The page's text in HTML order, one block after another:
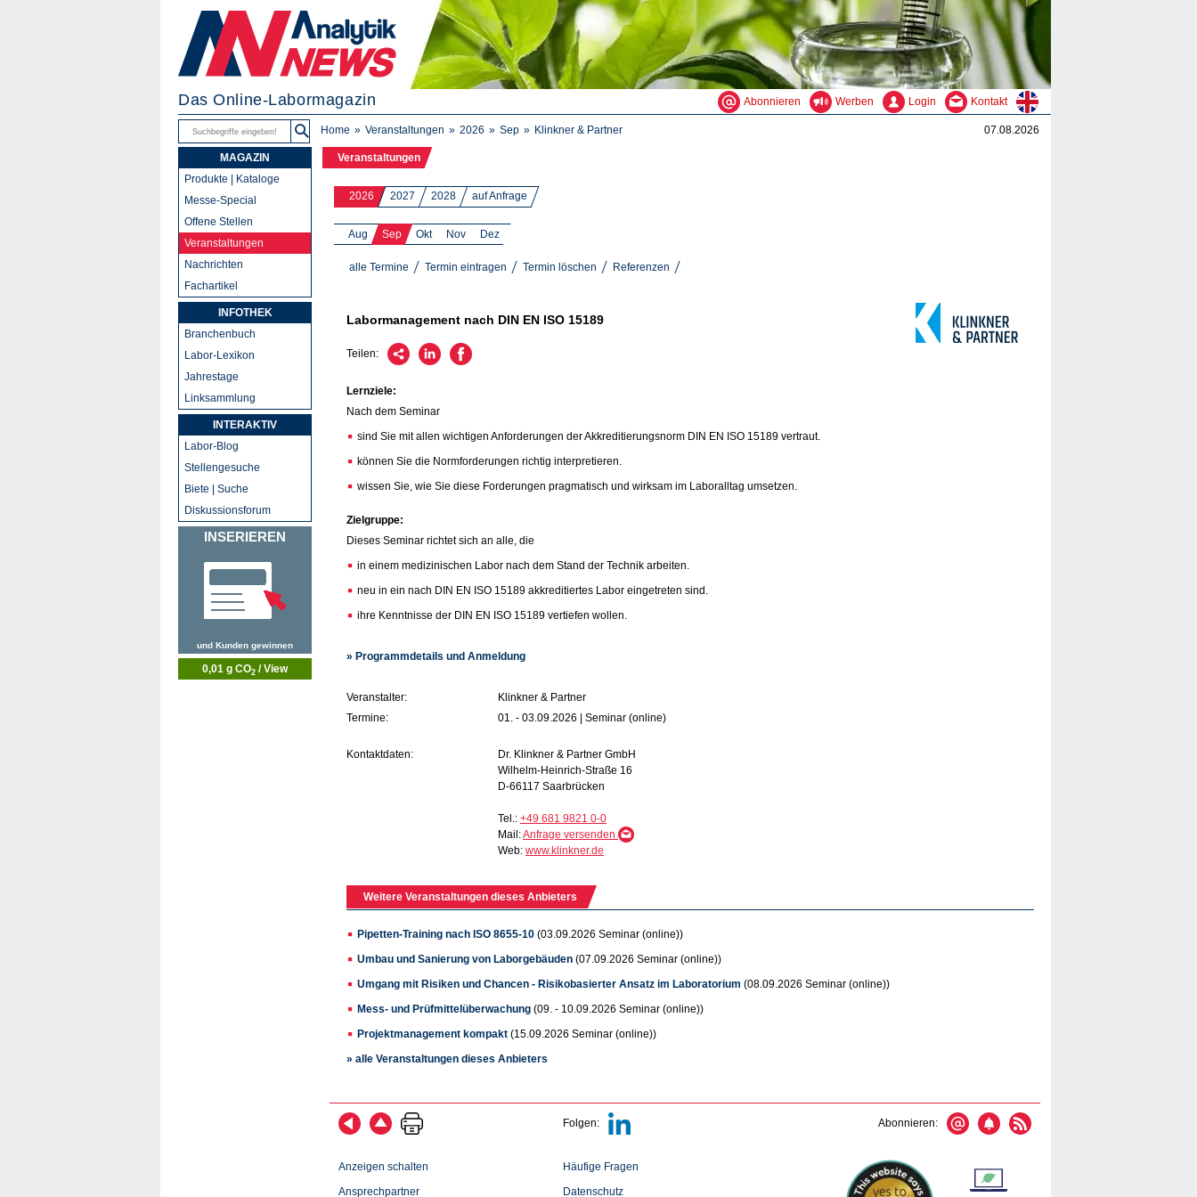
Das Online-Labormagazin Abonnieren Werben Login Kontakt
Home Veranstaltungen 2026 Sep Klinkner & Partner 07.08.2026
Veranstaltungen
2026 2027 2028 auf Anfrage
Aug Sep Okt Nov Dez
alle Termine Termin eintragen Termin löschen Referenzen
Labormanagement nach DIN EN ISO 15189
Teilen:
Lernziele:
Nach dem Seminar
sind Sie mit allen wichtigen Anforderungen der Akkreditierungsnorm DIN EN ISO 15189 vertraut.
können Sie die Normforderungen richtig interpretieren.
wissen Sie, wie Sie diese Forderungen pragmatisch und wirksam im Laboralltag umsetzen.
Zielgruppe:
Dieses Seminar richtet sich an alle, die
in einem medizinischen Labor nach dem Stand der Technik arbeiten.
neu in ein nach DIN EN ISO 15189 akkreditiertes Labor eingetreten sind.
ihre Kenntnisse der DIN EN ISO 15189 vertiefen wollen.
» Programmdetails und Anmeldung
Veranstalter:
Klinkner & Partner
Termine:
01. - 03.09.2026 | Seminar (online)
Kontaktdaten:
Dr. Klinkner & Partner GmbH
Wilhelm-Heinrich-Straße 16
D-66117 Saarbrücken
Tel.: +49 681 9821 0-0
Mail:Anfrage versenden
Web: www.klinkner.de
Weitere Veranstaltungen dieses Anbieters
Pipetten-Training nach ISO 8655-10 (03.09.2026 Seminar (online))
Umbau und Sanierung von Laborgebäuden (07.09.2026 Seminar (online))
Umgang mit Risiken und Chancen - Risikobasierter Ansatz im Laboratorium (08.09.2026 Seminar (online))
Mess- und Prüfmittelüberwachung (09. - 10.09.2026 Seminar (online))
Projektmanagement kompakt (15.09.2026 Seminar (online))
» alle Veranstaltungen dieses Anbieters
Folgen: Abonnieren:
Anzeigen schalten
Ansprechpartner
Häufige Fragen
Datenschutz
MAGAZIN
Produkte | Kataloge
Messe-Special
Offene Stellen
Veranstaltungen
Nachrichten
Fachartikel
INFOTHEK
Branchenbuch
Labor-Lexikon
Jahrestage
Linksammlung
INTERAKTIV
Labor-Blog
Stellengesuche
Biete | Suche
Diskussionsforum
INSERIEREN
und Kunden gewinnen
0,01 g CO2 / View